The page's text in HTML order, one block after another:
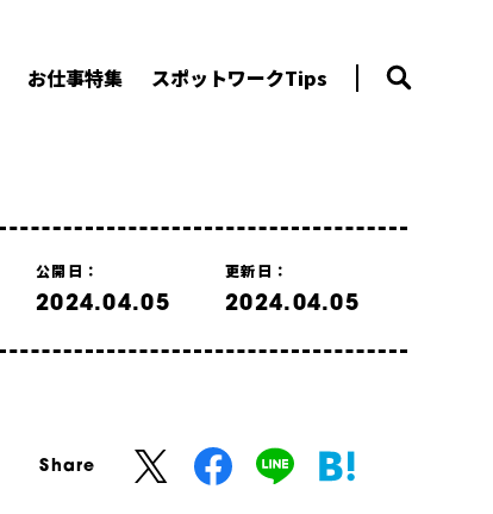
お仕事特集 スポットワークTips
公開日：
2024.04.05
更新日：
2024.04.05
Share